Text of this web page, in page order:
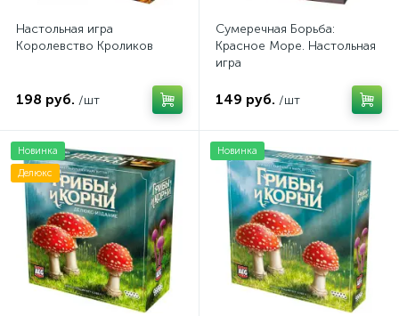
Настольная игра
Королевство Кроликов
198 руб. /шт
Сумеречная Борьба:
Красное Море. Настольная
игра
149 руб. /шт
Новинка
Делюкс
Новинка